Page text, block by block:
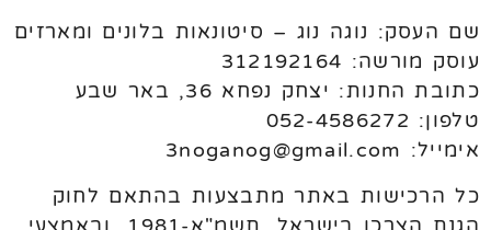
שם העסק: נוגה נוג – סיטונאות בלונים ומארזים
עוסק מורשה: 312192164
כתובת החנות: יצחק נפחא 36, באר שבע
טלפון: 052-4586272
אימייל: 3noganog@gmail.com
כל הרכישות באתר מתבצעות בהתאם לחוק
הגנת הצרכן בישראל, תשמ"א-1981, ובאמצעי